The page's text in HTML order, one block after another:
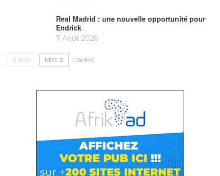
Real Madrid : une nouvelle opportunité pour
Endrick
7 Août 2026
PREV NEXT 1 De 840